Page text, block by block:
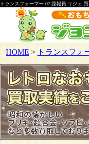
トランスフォーマー 07 諜報員 リジェ
HOME > トランスフォ